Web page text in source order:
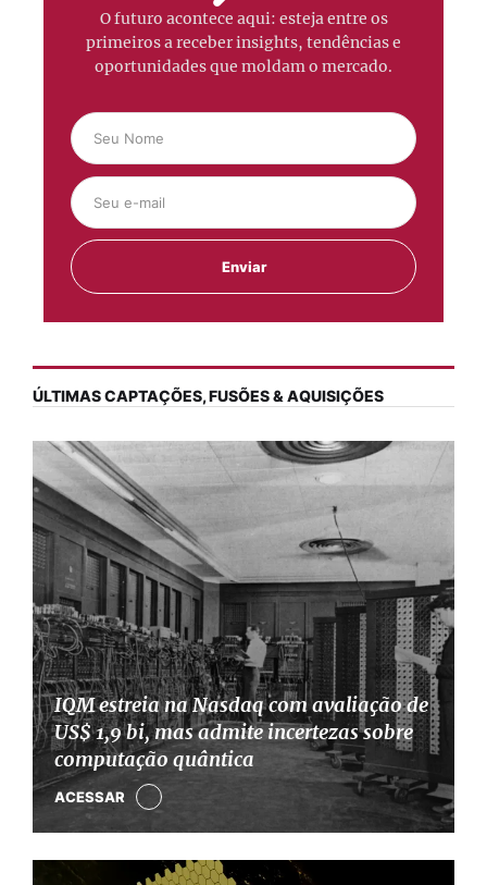
O futuro acontece aqui: esteja entre os
primeiros a receber insights, tendências e
oportunidades que moldam o mercado.
ÚLTIMAS CAPTAÇÕES, FUSÕES & AQUISIÇÕES
IQM estreia na Nasdaq com avaliação de
US$ 1,9 bi, mas admite incertezas sobre
computação quântica
ACESSAR